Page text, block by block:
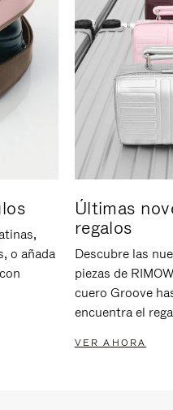
o añada
Últimas
regalos
Descubre las
piezas de
cuero Groove
encuentra el
VER AHORA